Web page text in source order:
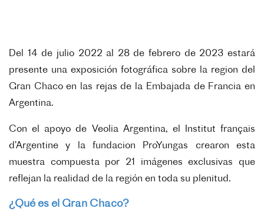
Del 14 de julio 2022 al 28 de febrero de 2023 estará
presente una exposición fotográfica sobre la region del
Gran Chaco en las rejas de la Embajada de Francia en
Argentina.
Con el apoyo de Veolia Argentina, el Institut français
d’Argentine y la fundacion ProYungas crearon esta
muestra compuesta por 21 imágenes exclusivas que
reflejan la realidad de la región en toda su plenitud.
¿Qué es el Gran Chaco?